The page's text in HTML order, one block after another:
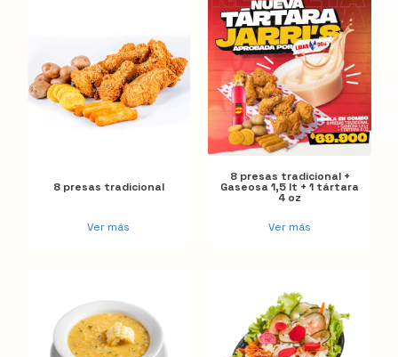
8 presas tradicional
Ver más
8 presas tradicional +
Gaseosa 1,5 lt + 1 tártara
4 oz
Ver más